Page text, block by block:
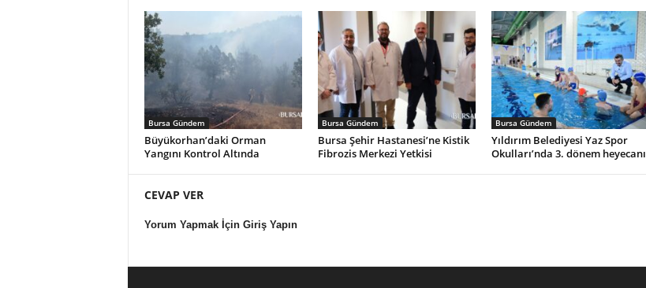
Bursa Gündem
Büyükorhan’daki Orman
Yangını Kontrol Altında
Bursa Gündem
Bursa Şehir Hastanesi’ne Kistik
Fibrozis Merkezi Yetkisi
Bursa Gündem
Yıldırım Belediyesi Yaz Spor
Okulları’nda 3. dönem heyecanı
CEVAP VER
Yorum Yapmak İçin Giriş Yapın